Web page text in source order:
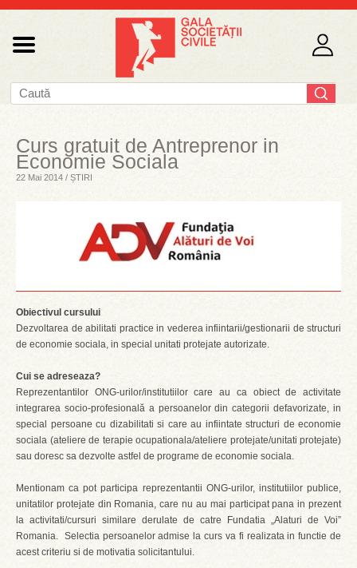
Curs gratuit de Antreprenor in
Economie Sociala
22 Mai 2014 / ȘTIRI
Obiectivul cursului
Dezvoltarea de abilitati practice in vederea infiintarii/gestionarii de structuri
de economie sociala, in special unitati protejate autorizate.
Cui se adreseaza?
Reprezentantilor ONG-urilor/institutiilor care au ca obiect de activitate
integrarea socio-profesională a persoanelor din categorii defavorizate, in
special persoane cu dizabilitati si care au infiintate structuri de economie
sociala (ateliere de terapie ocupationala/ateliere protejate/unitati protejate)
sau doresc sa dezvolte astfel de programe de economie sociala.
Mentionam ca pot participa reprezentantii ONG-urilor, institutiilor publice,
unitatilor protejate din Romania, care nu au mai participat pana in prezent
la activitati/cursuri similare derulate de catre Fundatia „Alaturi de Voi”
Romania. Selectia persoanelor admise la curs va fi realizata in functie de
acest criteriu si de motivatia solicitantului.